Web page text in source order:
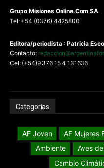
Grupo Misiones Online.Com SA
Tel: +54 (0376) 4425800
Editora/periodista : Patricia
Contacto:
Cel: (+54)9 376 15 4 131636
Categorías
AF Joven AF Mujeres
Ambiente
Aves
Cambio